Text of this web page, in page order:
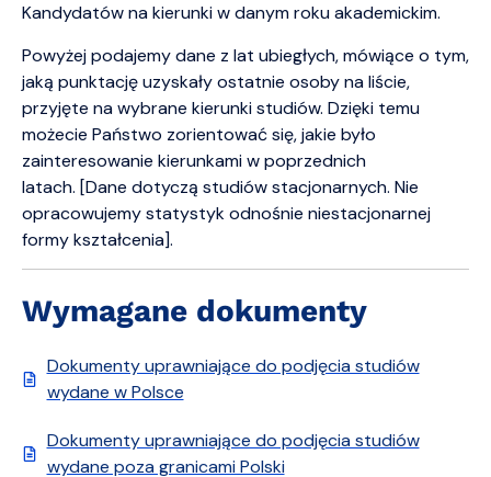
Kandydatów na kierunki w danym roku akademickim.
Powyżej podajemy dane z lat ubiegłych, mówiące o tym,
jaką punktację uzyskały ostatnie osoby na liście,
przyjęte na wybrane kierunki studiów. Dzięki temu
możecie Państwo zorientować się, jakie było
zainteresowanie kierunkami w poprzednich
latach. [Dane dotyczą studiów stacjonarnych. Nie
opracowujemy statystyk odnośnie niestacjonarnej
formy kształcenia].
Wymagane dokumenty
Dokumenty uprawniające do podjęcia studiów
wydane w Polsce
Dokumenty uprawniające do podjęcia studiów
wydane poza granicami Polski